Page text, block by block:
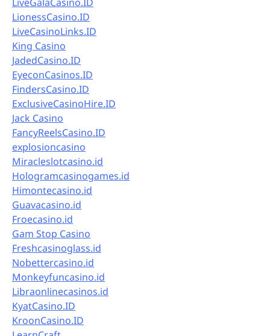
LionessCasino.ID
LiveCasinoLinks.ID
King Casino
JadedCasino.ID
EyeconCasinos.ID
FindersCasino.ID
ExclusiveCasinoHire.ID
Jack Casino
FancyReelsCasino.ID
explosioncasino
Miracleslotcasino.id
Hologramcasinogames.id
Himontecasino.id
Guavacasino.id
Froecasino.id
Gam Stop Casino
Freshcasinoglass.id
Nobettercasino.id
Monkeyfuncasino.id
Libraonlinecasinos.id
KyatCasino.ID
KroonCasino.ID